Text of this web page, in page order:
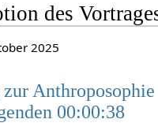
des
2025
00:00:38